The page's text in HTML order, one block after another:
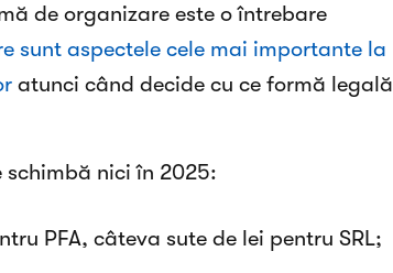
de organizare este o întrebare
sunt aspectele cele mai importante la
atunci când decide cu ce formă legală
schimbă nici în 2025:
PFA, câteva sute de lei pentru SRL;